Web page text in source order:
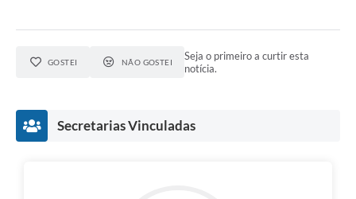
Diário Oficial
Contato
GOSTEI NÃO GOSTEI
Seja o primeiro a curtir esta
notícia.
Secretarias Vinculadas